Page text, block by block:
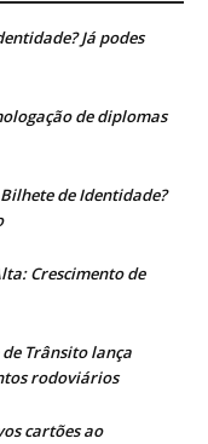
Já podes
de diplomas
de Identidade?
Crescimento de
Trânsito lança
rodoviários
cartões ao